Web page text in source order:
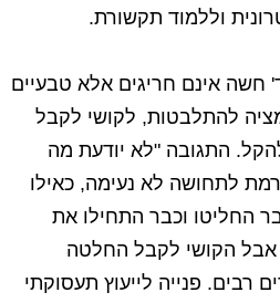
וללמוד תקשורת.
חשה אינם חריגים אלא טבעיים
להתלבטות, לקושי לקבל
התגובה "לא יודעת מה
לתחושה לא נעימה, כאילו
החליטו וכבר התחילו את
אבל הקושי לקבל החלטה
רבים. פנייה לייעוץ תעסוקתי